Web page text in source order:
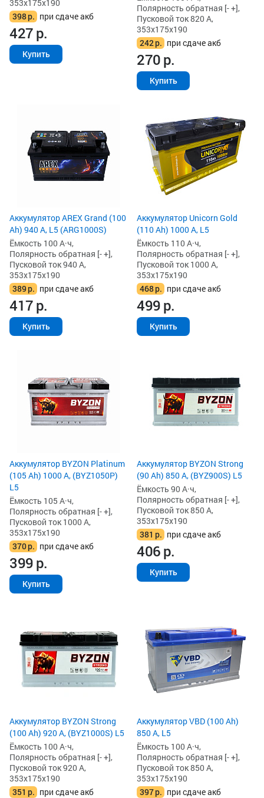
353x175x190
398р. при сдаче акб
427р.
Купить
Полярность обратная [- +],
Пусковой ток 820 А,
353x175x190
242р. при сдаче акб
270р.
Купить
Аккумулятор AREX Grand (100
Ah) 940 А, L5 (ARG1000S)
Ёмкость 100 А·ч,
Полярность обратная [- +],
Пусковой ток 940 А,
353x175x190
389р. при сдаче акб
417р.
Купить
Аккумулятор Unicorn Gold
(110 Ah) 1000 А, L5
Ёмкость 110 А·ч,
Полярность обратная [- +],
Пусковой ток 1000 А,
353x175x190
468р. при сдаче акб
499р.
Купить
Аккумулятор BYZON Platinum
(105 Ah) 1000 А, (BYZ1050P)
L5
Ёмкость 105 А·ч,
Полярность обратная [- +],
Пусковой ток 1000 А,
353x175x190
370р. при сдаче акб
399р.
Купить
Аккумулятор BYZON Strong
(90 Ah) 850 А, (BYZ900S) L5
Ёмкость 90 А·ч,
Полярность обратная [- +],
Пусковой ток 850 А,
353x175x190
381 р. при сдаче акб
406р.
Купить
Аккумулятор BYZON Strong
(100 Ah) 920 А, (BYZ1000S) L5
Ёмкость 100 А·ч,
Полярность обратная [- +],
Пусковой ток 920 А,
353x175x190
351 р. при сдаче акб
Аккумулятор VBD (100 Ah)
850 А, L5
Ёмкость 100 А·ч,
Полярность обратная [- +],
Пусковой ток 850 А,
353x175x190
397р. при сдаче акб